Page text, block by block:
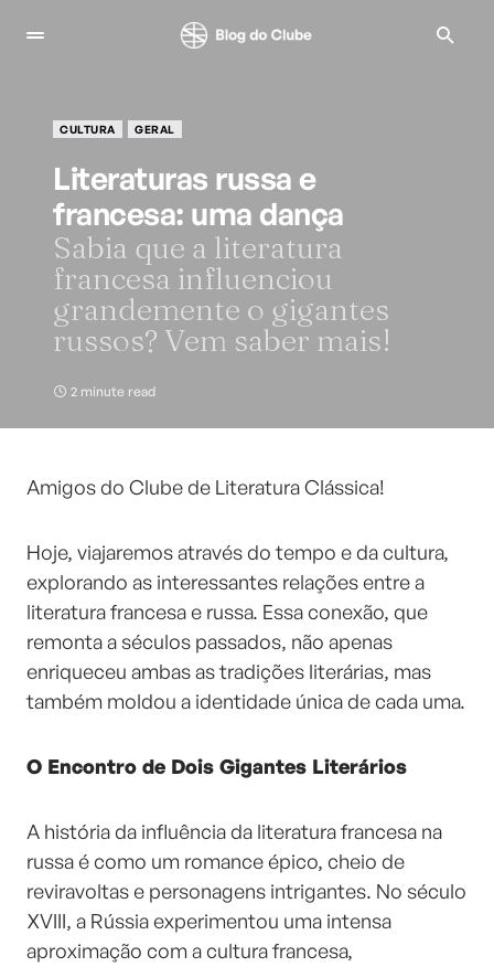
CULTURA GERAL
Literaturas russa e
francesa: uma dança
Sabia que a literatura
francesa influenciou
grandemente o gigantes
russos? Vem saber mais!
2 minute read
Amigos do Clube de Literatura Clássica!
Hoje, viajaremos através do tempo e da cultura,
explorando as interessantes relações entre a
literatura francesa e russa. Essa conexão, que
remonta a séculos passados, não apenas
enriqueceu ambas as tradições literárias, mas
também moldou a identidade única de cada uma.
O Encontro de Dois Gigantes Literários
A história da influência da literatura francesa na
russa é como um romance épico, cheio de
reviravoltas e personagens intrigantes. No século
XVIII, a Rússia experimentou uma intensa
aproximação com a cultura francesa,